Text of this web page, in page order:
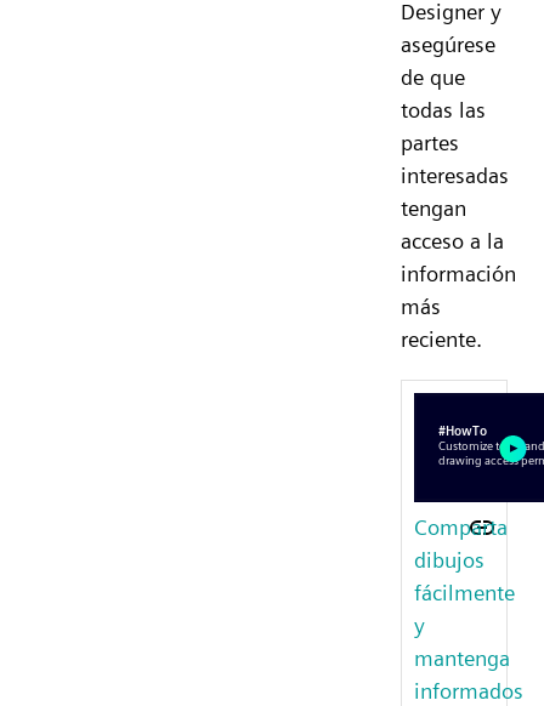
Designer y
asegúrese
de que
todas las
partes
interesadas
tengan
acceso a la
información
más
reciente.
Comparta
dibujos
fácilmente
y
mantenga
informados